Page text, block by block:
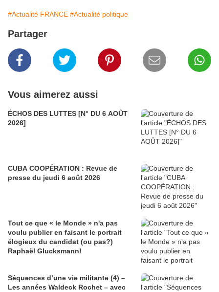
#Actualité FRANCE #Actualité politique
Partager
Vous aimerez aussi
ÉCHOS DES LUTTES [N° DU 6 AOÛT
2026]
CUBA COOPÉRATION : Revue de
presse du jeudi 6 août 2026
Tout ce que « le Monde » n'a pas
voulu publier en faisant le portrait
élogieux du candidat (ou pas?)
Raphaël Glucksmann!
Séquences d’une vie militante (4) –
Les années Waldeck Rochet – avec